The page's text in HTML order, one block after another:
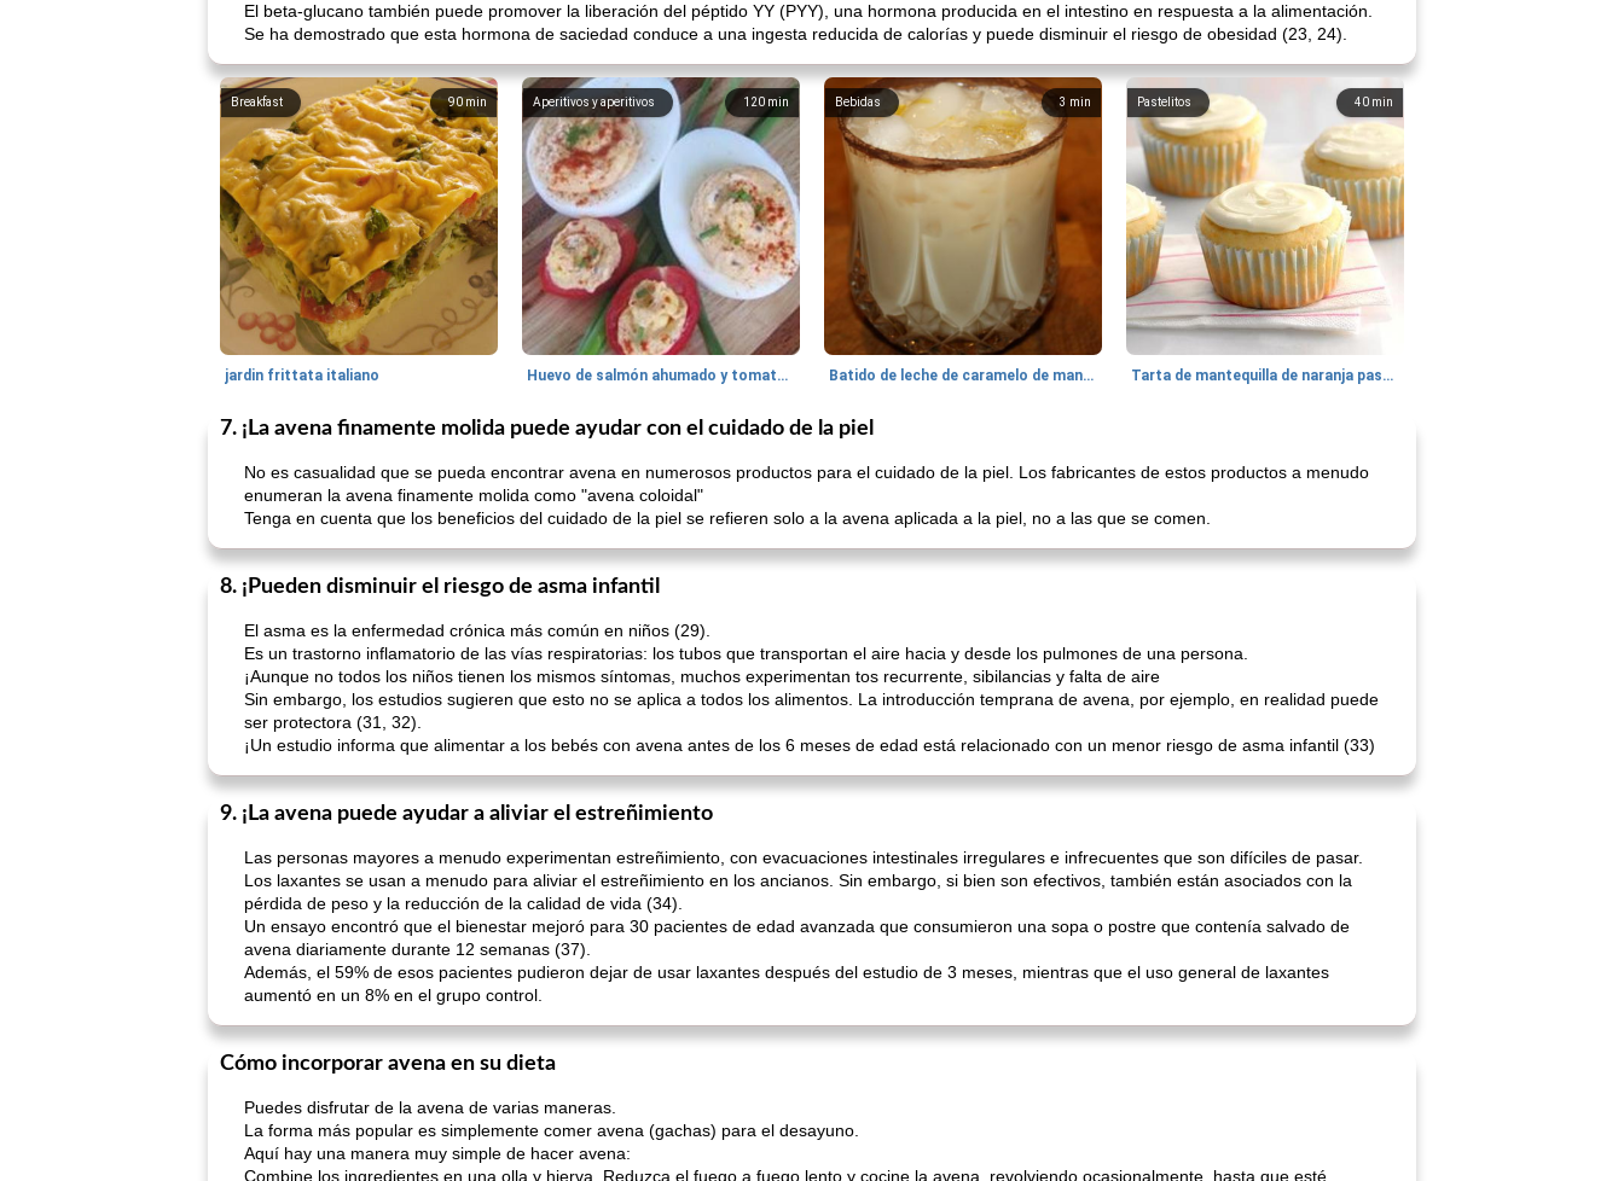
El beta-glucano también puede promover la liberación del péptido YY (PYY), una hormona producida en el intestino en respuesta a la alimentación.
Se ha demostrado que esta hormona de saciedad conduce a una ingesta reducida de calorías y puede disminuir el riesgo de obesidad (23, 24).
90min
Breakfast
jardin frittata italiano
120 min
Aperitivos y aperitivos
Huevo de salmón ahumado y tomates rellenos.
3 min
Bebidas
Batido de leche de caramelo de mantequilla (alcohólico)
40 min
Pastelitos
Tarta de mantequilla de naranja pasada de moda
7. ¡La avena finamente molida puede ayudar con el cuidado de la piel
No es casualidad que se pueda encontrar avena en numerosos productos para el cuidado de la piel. Los fabricantes de estos productos a menudo
enumeran la avena finamente molida como "avena coloidal"
Tenga en cuenta que los beneficios del cuidado de la piel se refieren solo a la avena aplicada a la piel, no a las que se comen.
8. ¡Pueden disminuir el riesgo de asma infantil
El asma es la enfermedad crónica más común en niños (29).
Es un trastorno inflamatorio de las vías respiratorias: los tubos que transportan el aire hacia y desde los pulmones de una persona.
¡Aunque no todos los niños tienen los mismos síntomas, muchos experimentan tos recurrente, sibilancias y falta de aire
Sin embargo, los estudios sugieren que esto no se aplica a todos los alimentos. La introducción temprana de avena, por ejemplo, en realidad puede
ser protectora (31, 32).
¡Un estudio informa que alimentar a los bebés con avena antes de los 6 meses de edad está relacionado con un menor riesgo de asma infantil (33)
9. ¡La avena puede ayudar a aliviar el estreñimiento
Las personas mayores a menudo experimentan estreñimiento, con evacuaciones intestinales irregulares e infrecuentes que son difíciles de pasar.
Los laxantes se usan a menudo para aliviar el estreñimiento en los ancianos. Sin embargo, si bien son efectivos, también están asociados con la
pérdida de peso y la reducción de la calidad de vida (34).
Un ensayo encontró que el bienestar mejoró para 30 pacientes de edad avanzada que consumieron una sopa o postre que contenía salvado de
avena diariamente durante 12 semanas (37).
Además, el 59% de esos pacientes pudieron dejar de usar laxantes después del estudio de 3 meses, mientras que el uso general de laxantes
aumentó en un 8% en el grupo control.
Cómo incorporar avena en su dieta
Puedes disfrutar de la avena de varias maneras.
La forma más popular es simplemente comer avena (gachas) para el desayuno.
Aquí hay una manera muy simple de hacer avena:
Combine los ingredientes en una olla y hierva. Reduzca el fuego a fuego lento y cocine la avena, revolviendo ocasionalmente, hasta que esté